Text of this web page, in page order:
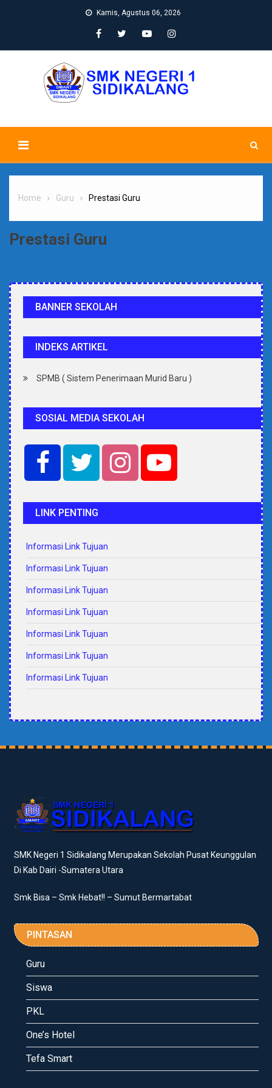
Kamis, Agustus 06, 2026
Home Guru Prestasi Guru
Prestasi Guru
BANNER SEKOLAH
INDEKS ARTIKEL
SPMB ( Sistem Penerimaan Murid Baru )
SOSIAL MEDIA SEKOLAH
LINK PENTING
Informasi Link Tujuan
Informasi Link Tujuan
Informasi Link Tujuan
Informasi Link Tujuan
Informasi Link Tujuan
Informasi Link Tujuan
Informasi Link Tujuan
SMK Negeri 1 Sidikalang Merupakan Sekolah Pusat Keunggulan
Di Kab Dairi -Sumatera Utara
Smk Bisa – Smk Hebat!! – Sumut Bermartabat
PINTASAN
Guru
Siswa
PKL
One’s Hotel
Tefa Smart